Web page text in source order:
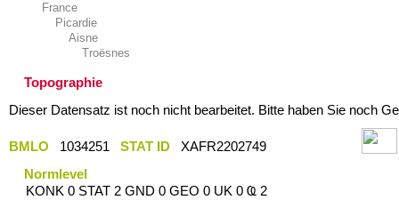
France
Picardie
Aisne
Troësnes
Topographie
Dieser Datensatz ist noch nicht bearbeitet. Bitte haben Sie noch
BMLO 1034251 STAT ID
XAFR2202749
Normlevel
KONK 0 STAT 2 GND 0 GEO 0 UK 0 Ҩ 2